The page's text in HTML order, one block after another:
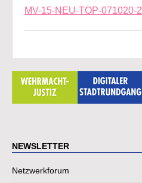
MV-15-NEU-TOP-071020-2
NEWSLETTER
Netzwerkforum